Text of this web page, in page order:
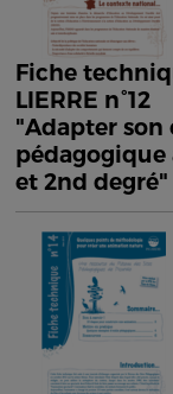
Fiche
LIERRE n°12
"Adapter son
pédagogique
et 2nd degré"